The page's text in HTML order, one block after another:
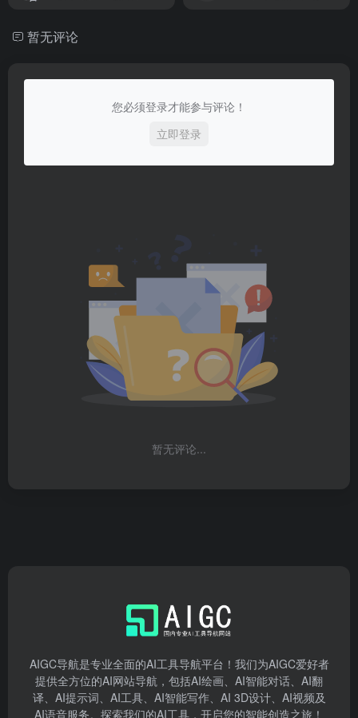
暂无评论
您必须登录才能参与评论！
立即登录
暂无评论...
AIGC导航是专业全面的AI工具导航平台！我们为AIGC爱好者
提供全方位的AI网站导航，包括AI绘画、AI智能对话、AI翻
译、AI提示词、AI工具、AI智能写作、AI 3D设计、AI视频及
AI语音服务。探索我们的AI工具，开启您的智能创造之旅！